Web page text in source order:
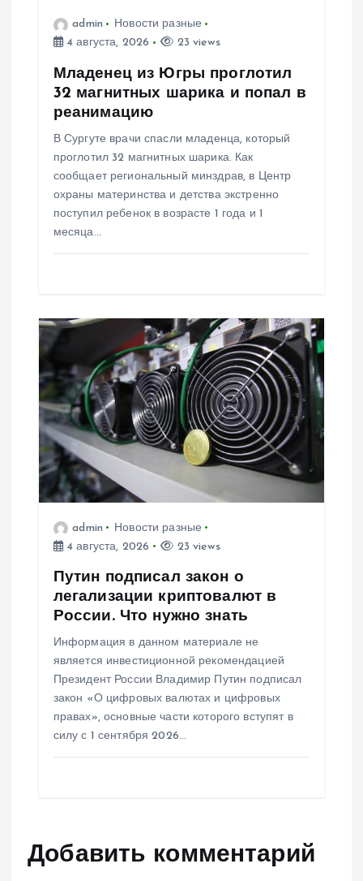
admin
Новости разные
4 августа, 2026
23 views
Младенец из Югры проглотил
32 магнитных шарика и попал в
реанимацию
В Сургуте врачи спасли младенца, который
проглотил 32 магнитных шарика. Как
сообщает региональный минздрав, в Центр
охраны материнства и детства экстренно
поступил ребенок в возрасте 1 года и 1
месяца…
admin
Новости разные
4 августа, 2026
23 views
Путин подписал закон о
легализации криптовалют в
России. Что нужно знать
Информация в данном материале не
является инвестиционной рекомендацией
Президент России Владимир Путин подписал
закон «О цифровых валютах и цифровых
правах», основные части которого вступят в
силу с 1 сентября 2026…
Добавить комментарий